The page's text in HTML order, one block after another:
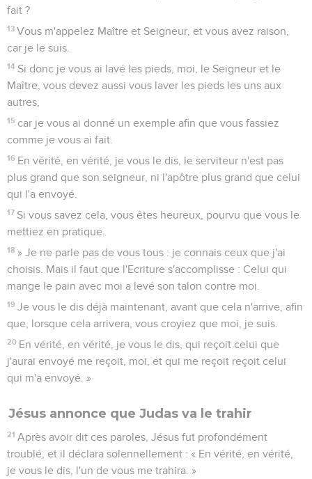
fait ?
13 Vous m'appelez Maître et Seigneur, et vous avez raison,
car je le suis.
14 Si donc je vous ai lavé les pieds, moi, le Seigneur et le
Maître, vous devez aussi vous laver les pieds les uns aux
autres,
15 car je vous ai donné un exemple afin que vous fassiez
comme je vous ai fait.
16 En vérité, en vérité, je vous le dis, le serviteur n'est pas
plus grand que son seigneur, ni l'apôtre plus grand que celui
qui l'a envoyé.
17 Si vous savez cela, vous êtes heureux, pourvu que vous le
mettiez en pratique.
18 » Je ne parle pas de vous tous : je connais ceux que j'ai
choisis. Mais il faut que l'Ecriture s'accomplisse : Celui qui
mange le pain avec moi a levé son talon contre moi.
19 Je vous le dis déjà maintenant, avant que cela n'arrive, afin
que, lorsque cela arrivera, vous croyiez que moi, je suis.
20 En vérité, en vérité, je vous le dis, qui reçoit celui que
j'aurai envoyé me reçoit, moi, et qui me reçoit reçoit celui
qui m'a envoyé. »
Jésus annonce que Judas va le trahir
21 Après avoir dit ces paroles, Jésus fut profondément
troublé, et il déclara solennellement : « En vérité, en vérité,
je vous le dis, l'un de vous me trahira. »